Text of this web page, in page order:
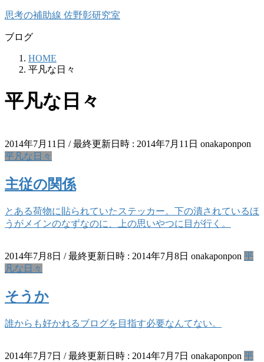
コ
テ
キ
ナ
ゲ
に
思考の補助線 佐野彰研究室
ブログ
HOME
平凡な日々
平凡な日々
2014年7月11日 / 最終更新日時 : 2014年7月11日 onakaponpon
平凡な日々
主従の関係
とある荷物に貼られていたステッカー。下の潰されているほ
うがメインのなずなのに、上の思いやつに目が行く。
2014年7月8日 / 最終更新日時 : 2014年7月8日 onakaponpon 平
凡な日々
そうか
誰からも好かれるブログを目指す必要なんてない。
2014年7月7日 / 最終更新日時 : 2014年7月7日 onakaponpon 平